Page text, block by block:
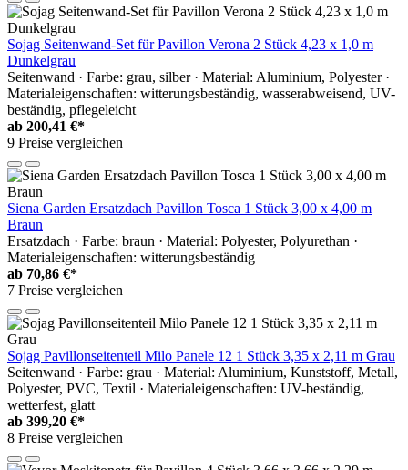
Sojag Seitenwand-Set für Pavillon Verona 2 Stück 4,23 x 1,0 m
Dunkelgrau
Seitenwand · Farbe: grau, silber · Material: Aluminium, Polyester ·
Materialeigenschaften: witterungsbeständig, wasserabweisend, UV-
beständig, pflegeleicht
ab 200,41 €*
9 Preise vergleichen
Siena Garden Ersatzdach Pavillon Tosca 1 Stück 3,00 x 4,00 m
Braun
Ersatzdach · Farbe: braun · Material: Polyester, Polyurethan ·
Materialeigenschaften: witterungsbeständig
ab 70,86 €*
7 Preise vergleichen
Sojag Pavillonseitenteil Milo Panele 12 1 Stück 3,35 x 2,11 m Grau
Seitenwand · Farbe: grau · Material: Aluminium, Kunststoff, Metall,
Polyester, PVC, Textil · Materialeigenschaften: UV-beständig,
wetterfest, glatt
ab 399,20 €*
8 Preise vergleichen